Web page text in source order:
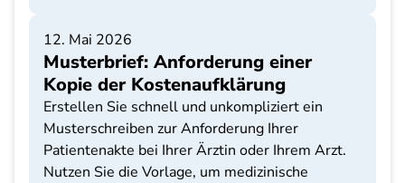
12. Mai 2026
Musterbrief: Anforderung einer
Kopie der Kostenaufklärung
Erstellen Sie schnell und unkompliziert ein
Musterschreiben zur Anforderung Ihrer
Patientenakte bei Ihrer Ärztin oder Ihrem Arzt.
Nutzen Sie die Vorlage, um medizinische